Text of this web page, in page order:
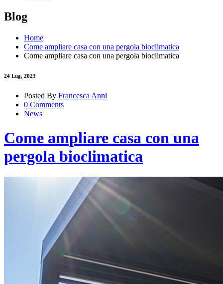
Blog
Home
Come ampliare casa con una pergola bioclimatica
Come ampliare casa con una pergola bioclimatica
24 Lug, 2023
Posted By Francesca Anni
0 Comments
News
Come ampliare casa con una
pergola bioclimatica